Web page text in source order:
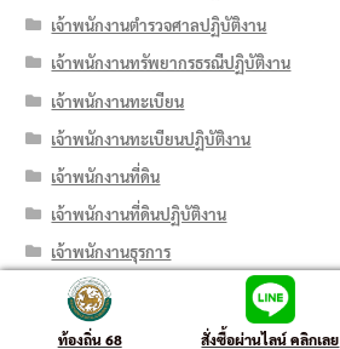
เจ้าพนักงานตำรวจศาลปฏิบัติงาน
เจ้าพนักงานทรัพยากรธรณีปฏิบัติงาน
เจ้าพนักงานทะเบียน
เจ้าพนักงานทะเบียนปฏิบัติงาน
เจ้าพนักงานที่ดิน
เจ้าพนักงานที่ดินปฏิบัติงาน
เจ้าพนักงานธุรการ
เจ้าพนักงานธุรการ (ด้านการเงินและบัญชี)
เจ้าพนักงานธุรการปฏิบัติงาน
ท้องถิ่น 68 สั่งซื้อผ่านไลน์ คลิกเลย